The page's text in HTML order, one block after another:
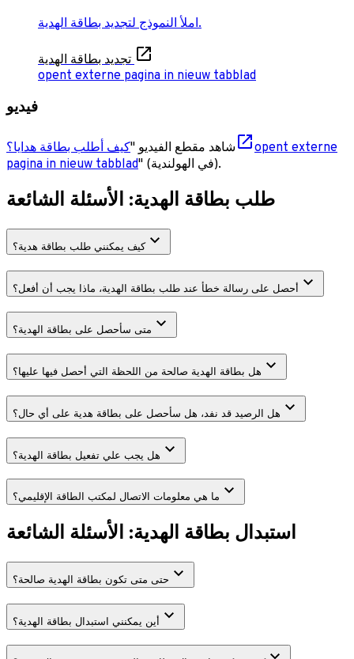
املأ النموذج لتجديد بطاقة الهدية.
تجديد بطاقة الهدية
opent externe pagina in nieuw tabblad
فيديو
شاهد مقطع الفيديو "كيف أطلب بطاقة هدايا؟
opent externe
pagina in nieuw tabblad" (في الهولندية).
طلب بطاقة الهدية: الأسئلة الشائعة
كيف يمكنني طلب بطاقة هدية؟
أحصل على رسالة خطأ عند طلب بطاقة الهدية، ماذا يجب أن أفعل؟
متى سأحصل على بطاقة الهدية؟
هل بطاقة الهدية صالحة من اللحظة التي أحصل فيها عليها؟
هل الرصيد قد نفد، هل سأحصل على بطاقة هدية على أي حال؟
هل يجب علي تفعيل بطاقة الهدية؟
ما هي معلومات الاتصال لمكتب الطاقة الإقليمي؟
استبدال بطاقة الهدية: الأسئلة الشائعة
حتى متى تكون بطاقة الهدية صالحة؟
أين يمكنني استبدال بطاقة الهدية؟